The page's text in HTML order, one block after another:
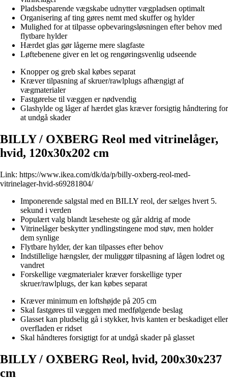
Pladsbesparende vægskabe udnytter vægpladsen optimalt
Organisering af ting gøres nemt med skuffer og hylder
Mulighed for at tilpasse opbevaringsløsningen efter behov med
flytbare hylder
Hærdet glas gør lågerne mere slagfaste
Løftebenene giver en let og rengøringsvenlig udseende
Knopper og greb skal købes separat
Kræver tilpasning af skruer/rawlplugs afhængigt af
vægmaterialer
Fastgørelse til væggen er nødvendig
Glashylde og låger af hærdet glas kræver forsigtig håndtering for
at undgå skader
BILLY / OXBERG Reol med vitrinelåger,
hvid, 120x30x202 cm
Link: https://www.ikea.com/dk/da/p/billy-oxberg-reol-med-
vitrinelager-hvid-s69281804/
Imponerende salgstal med en BILLY reol, der sælges hvert 5.
sekund i verden
Populært valg blandt læseheste og går aldrig af mode
Vitrinelåger beskytter yndlingstingene mod støv, men holder
dem synlige
Flytbare hylder, der kan tilpasses efter behov
Indstillelige hængsler, der muliggør tilpasning af lågen lodret og
vandret
Forskellige vægmaterialer kræver forskellige typer
skruer/rawlplugs, der kan købes separat
Kræver minimum en loftshøjde på 205 cm
Skal fastgøres til væggen med medfølgende beslag
Glasset kan pludselig gå i stykker, hvis kanten er beskadiget eller
overfladen er ridset
Skal håndteres forsigtigt for at undgå skader på glasset
BILLY / OXBERG Reol, hvid, 200x30x237
cm